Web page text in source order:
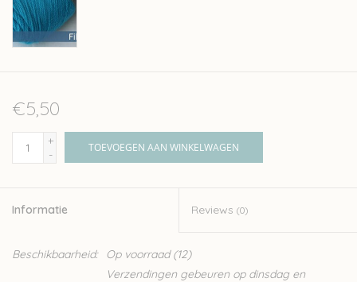
€5,50
+
-
TOEVOEGEN AAN WINKELWAGEN
Informatie Reviews (0)
Beschikbaarheid: Op voorraad(12)
Verzendingen gebeuren op dinsdag en